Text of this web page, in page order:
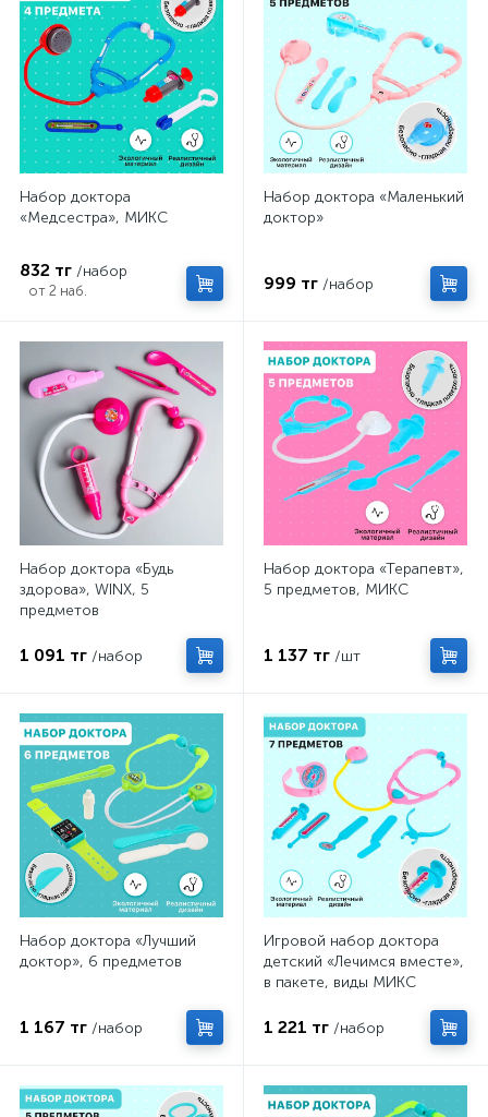
Набор доктора
«Медсестра», МИКС
832 тг /набор
от 2 наб.
Набор доктора «Маленький
доктор»
999 тг /набор
Набор доктора «Будь
здорова», WINX, 5
предметов
1 091 тг /набор
Набор доктора «Терапевт»,
5 предметов, МИКС
1 137 тг /шт
Набор доктора «Лучший
доктор», 6 предметов
1 167 тг /набор
Игровой набор доктора
детский «Лечимся вместе»,
в пакете, виды МИКС
1 221 тг /набор